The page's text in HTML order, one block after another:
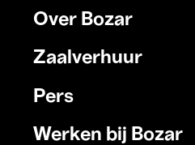
Footer
menu
Over Bozar
Zaalverhuur
Pers
Werken bij Bozar